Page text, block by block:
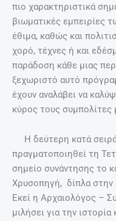
πιο χαρακτηριστικά
βιωματικές εμπειρίες
έθιμα, καθώς και
χορό, τέχνες ή και
παράδοση κάθε μιας
ξεχωριστό αυτό
έχουν αναλάβει να
κύρος τους
Η δεύτερη κατά
πραγματοποιηθεί τη
σημείο συνάντησης το
Χρυσοπηγή, δίπλα
Εκεί η Αρχαιολόγος –
μιλήσει για την